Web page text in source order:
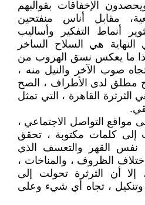
الإخفاقات بقوالبهم
مقابل أناس منفتحين
أنماط التفكير وأساليب
هي السلاح الساخر
ما يعكس نسق الهروب من
صوب الآخر والنيل منه ،
صح مطلق لدى الأطراف ، الصح
الثرثرة القاهرة ، التي تمثل
مواقع التواصل الاجتماعي ،
إلى كلمات مكتوبة ، تحقق
القهر والتعسف الذي
الظروف ، والمناخات ،
إلا أن الثرثرة تحولت إلى
، تجاه أي شيء وعلى